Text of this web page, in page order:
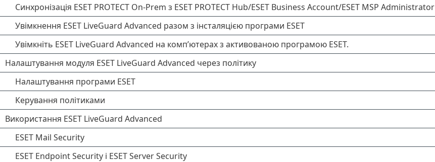
Синхронізація ESET PROTECT On-Prem з ESET PROTECT Hub/ESET Business Account/ESET MSP Administrator
Увімкнення ESET LiveGuard Advanced разом з інсталяцією програми ESET
Увімкніть ESET LiveGuard Advanced на комп’ютерах з активованою програмою ESET.
Налаштування модуля ESET LiveGuard Advanced через політику
Налаштування програми ESET
Керування політиками
Використання ESET LiveGuard Advanced
ESET Mail Security
ESET Endpoint Security і ESET Server Security